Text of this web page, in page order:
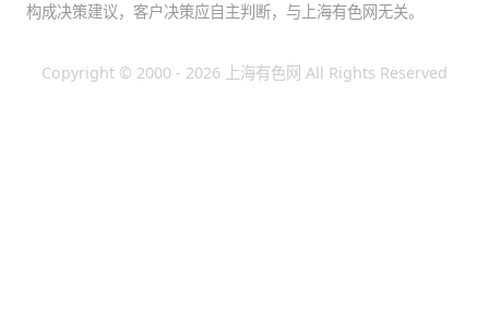
构成决策建议，客户决策应自主判断，与上海有色网无关。
Copyright © 2000 - 2026 上海有色网 All Rights Reserved